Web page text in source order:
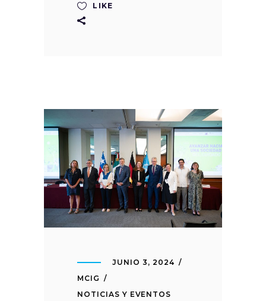
LIKE
JUNIO 3, 2024
MCIG
NOTICIAS Y EVENTOS